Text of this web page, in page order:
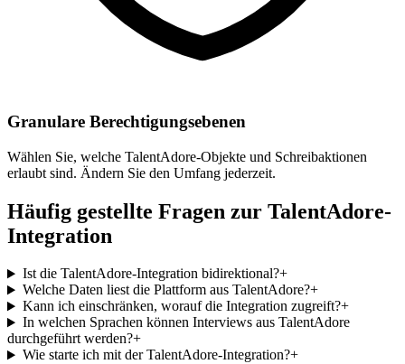
Granulare Berechtigungsebenen
Wählen Sie, welche TalentAdore-Objekte und Schreibaktionen
erlaubt sind. Ändern Sie den Umfang jederzeit.
Häufig gestellte Fragen zur TalentAdore-
Integration
Ist die TalentAdore-Integration bidirektional?+
Welche Daten liest die Plattform aus TalentAdore?+
Kann ich einschränken, worauf die Integration zugreift?+
In welchen Sprachen können Interviews aus TalentAdore
durchgeführt werden?+
Wie starte ich mit der TalentAdore-Integration?+